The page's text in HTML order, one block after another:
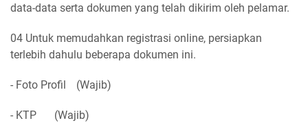
data-data serta dokumen yang telah dikirim oleh pelamar.
04 Untuk memudahkan registrasi online, persiapkan
terlebih dahulu beberapa dokumen ini.
- Foto Profil (Wajib)
- KTP (Wajib)